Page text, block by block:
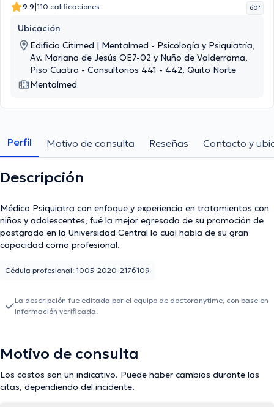
9.9|110 calificaciones 60 '
Ubicación
Edificio Citimed | Mentalmed - Psicología y Psiquiatría,
Av. Mariana de Jesús OE7-02 y Nuño de Valderrama,
Piso Cuatro - Consultorios 441 - 442, Quito Norte
Mentalmed
Perfil Motivo de consulta Reseñas Contacto y
Descripción
Médico Psiquiatra con enfoque y experiencia en tratamientos con
niños y adolescentes, fué la mejor egresada de su promoción de
postgrado en la Universidad Central lo cual habla de su gran
capacidad como profesional.
Cédula profesional: 1005-2020-2176109
La descripción fue editada por el equipo de doctoranytime, con base en
información verificada.
Motivo de consulta
Los costos son un indicativo. Puede haber cambios durante las
citas, dependiendo del incidente.